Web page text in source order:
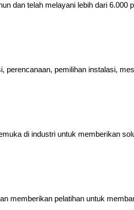
dan telah melayani lebih dari 6.000
perencanaan, pemilihan instalasi,
di industri untuk memberikan
memberikan pelatihan untuk